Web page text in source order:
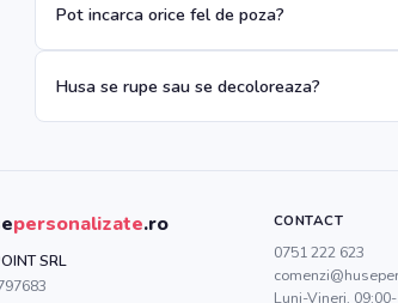
Pot incarca orice fel de poza?
Husa se rupe sau se decoloreaza?
personalizate.ro
SRL
CONTACT
0751 222 623
Luni-Vineri,